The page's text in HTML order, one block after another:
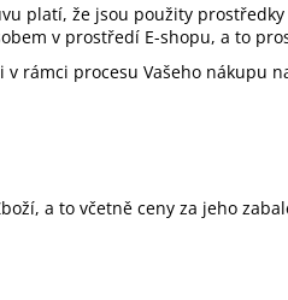
platí, že jsou použity
v prostředí E-shopu, a to
rámci procesu Vašeho
a to včetně ceny za jeho